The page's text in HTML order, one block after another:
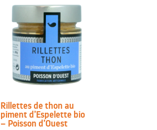
Rillettes de thon au
piment d’Espelette bio
– Poisson d’Ouest